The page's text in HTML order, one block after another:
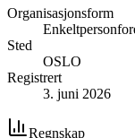
Organisasjonsform
Sted
OSLO
Registrert
3. juni 2026
Regnskap